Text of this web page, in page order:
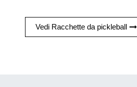
Vedi Racchette da pickleball